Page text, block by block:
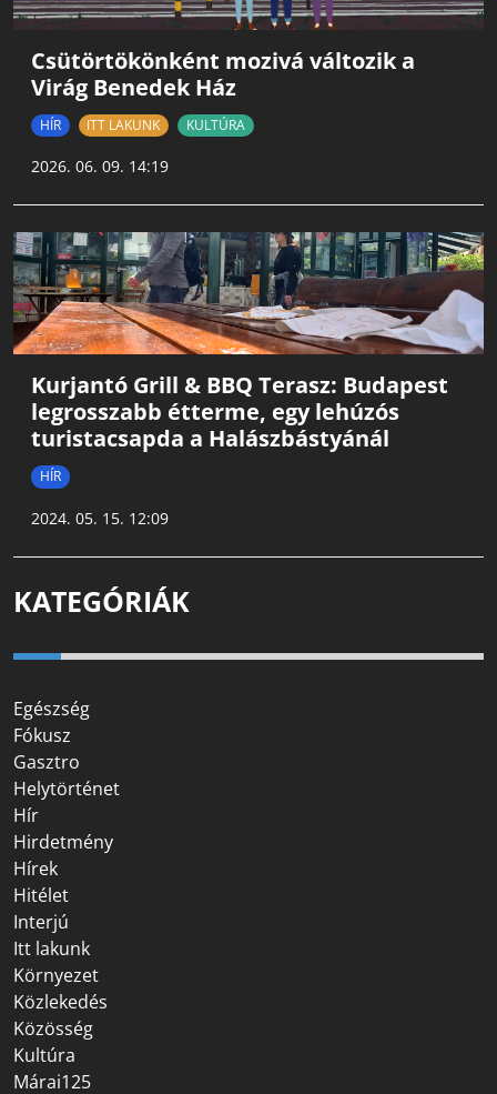
Csütörtökönként mozivá változik a
Virág Benedek Ház
HÍR ITT LAKUNK KULTÚRA
2026. 06. 09. 14:19
Kurjantó Grill & BBQ Terasz: Budapest
legrosszabb étterme, egy lehúzós
turistacsapda a Halászbástyánál
HÍR
2024. 05. 15. 12:09
KATEGÓRIÁK
Egészség
Fókusz
Gasztro
Helytörténet
Hír
Hirdetmény
Hírek
Hitélet
Interjú
Itt lakunk
Környezet
Közlekedés
Közösség
Kultúra
Márai125